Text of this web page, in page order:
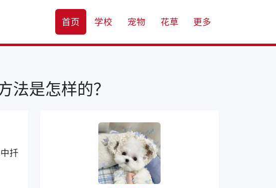
首页 学校 宠物 花草 更多
法是怎样的？
扦